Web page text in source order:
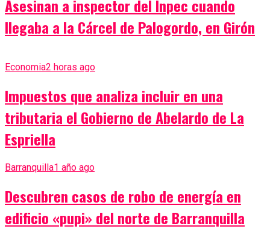
Asesinan a inspector del Inpec cuando
llegaba a la Cárcel de Palogordo, en Girón
Economia2 horas ago
Impuestos que analiza incluir en una
tributaria el Gobierno de Abelardo de La
Espriella
Barranquilla1 año ago
Descubren casos de robo de energía en
edificio «pupi» del norte de Barranquilla